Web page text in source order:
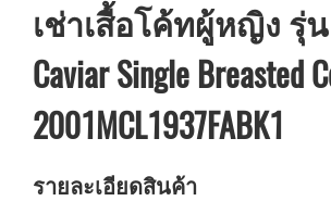
เช่าเสื้อโค้ทผู้หญิง รุ่น
Caviar Single Breasted
2001MCL1937FABK1
รายละเอียดสินค้า